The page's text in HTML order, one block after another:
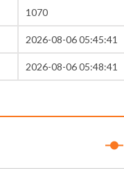
1070
2026-08-06 05:45:41
2026-08-06 05:48:41